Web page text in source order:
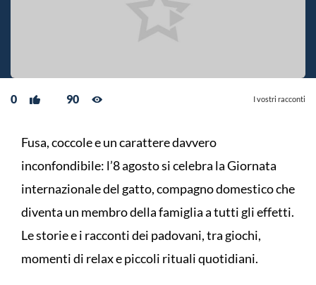
0 90 I vostri racconti
Fusa, coccole e un carattere davvero
inconfondibile: l’8 agosto si celebra la Giornata
internazionale del gatto, compagno domestico che
diventa un membro della famiglia a tutti gli effetti.
Le storie e i racconti dei padovani, tra giochi,
momenti di relax e piccoli rituali quotidiani.